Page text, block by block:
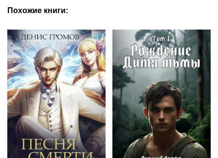
Похожие книги: